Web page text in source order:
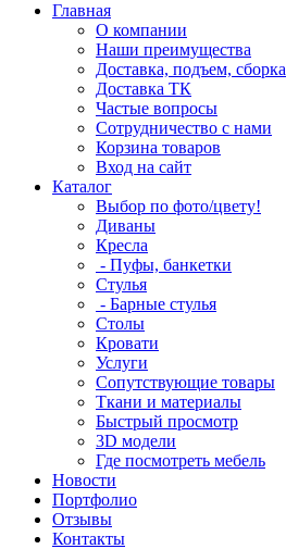
Главная
О компании
Наши преимущества
Доставка, подъем, сборка
Доставка ТК
Частые вопросы
Сотрудничество с нами
Корзина товаров
Вход на сайт
Каталог
Выбор по фото/цвету!
Диваны
Кресла
- Пуфы, банкетки
Стулья
- Барные стулья
Столы
Кровати
Услуги
Сопутствующие товары
Ткани и материалы
Быстрый просмотр
3D модели
Где посмотреть мебель
Новости
Портфолио
Отзывы
Контакты